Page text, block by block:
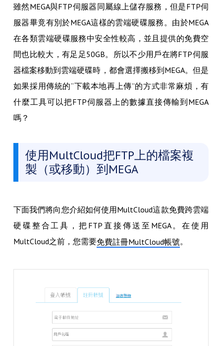
雖然MEGA與FTP伺服器同屬線上儲存服務，但是FTP伺
服器畢竟有別於MEGA這樣的雲端硬碟服務。由於MEGA
在各類雲端硬碟服務中安全性較高，並且提供的免費空
間也比較大，有足足50GB。所以不少用戶在將FTP伺服
器檔案移動到雲端硬碟時，都會選擇搬移到MEGA。但是
如果採用傳統的“下載本地再上傳”的方式非常麻煩，有
什麼工具可以把FTP伺服器上的數據直接傳輸到MEGA
嗎？
使用MultCloud把FTP上的檔案複
製（或移動）到MEGA
下面我們將向您介紹如何使用MultCloud這款免費跨雲端
硬碟整合工具，把FTP直接傳送至MEGA。在使用
MultCloud之前，您需要免費註冊MultCloud帳號。